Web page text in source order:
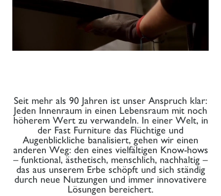
Seit mehr als 90 Jahren ist unser Anspruch klar:
Jeden Innenraum in einen Lebensraum mit noch
höherem Wert zu verwandeln. In einer Welt, in
der Fast Furniture das Flüchtige und
Augenblickliche banalisiert, gehen wir einen
anderen Weg: den eines vielfältigen Know-hows
– funktional, ästhetisch, menschlich, nachhaltig –
das aus unserem Erbe schöpft und sich ständig
durch neue Nutzungen und immer innovativere
Lösungen bereichert.